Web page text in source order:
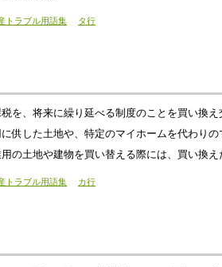
トラブル用語集 タ行
を、将来に繰り延べる制度のことを買い換
供した土地や、特定のマイホームを代わり
の土地や建物を買い替える際には、買い換
トラブル用語集 カ行